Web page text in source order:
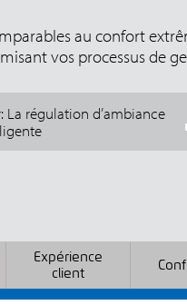
au confort
vos processus de
La régulation d’ambiance
Expérience
client